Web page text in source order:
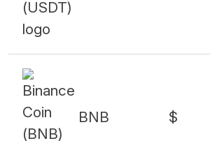
BNB $